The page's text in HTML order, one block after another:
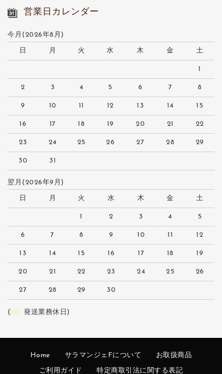
営業日カレンダー
今月(2026年8月)
日 月 火 水 木 金 土
1
2 3 4 5 6 7 8
9 10 11 12 13 14 15
16 17 18 19 20 21 22
23 24 25 26 27 28 29
30 31
翌月(2026年9月)
日 月 火 水 木 金 土
1 2 3 4 5
6 7 8 9 10 11 12
13 14 15 16 17 18 19
20 21 22 23 24 25 26
27 28 29 30
( 発送業務休日)
Home サラマンジェFについて お取扱商品
ご利用ガイド 特定商取引法に関する表記